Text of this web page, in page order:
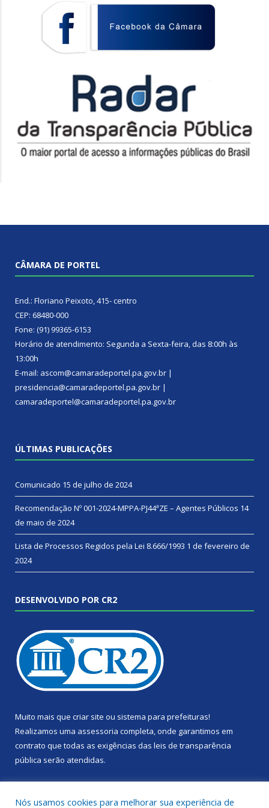
CÂMARA DE PORTEL
End.: Floriano Peixoto, 415- centro
CEP: 68480-000
Fone: (91) 99365-6153
Horário de atendimento: Segunda a Sexta-feira, das 8:00h às
13:00h
E-mail: ascom@camaradeportel.pa.gov.br |
presidencia@camaradeportel.pa.gov.br |
camaradeportel@camaradeportel.pa.gov.br
ÚLTIMAS PUBLICAÇÕES
Comunicado 15 de julho de 2024
Recomendação Nº 001-2024-MPPA-PJ44ªZE – Agentes Públicos 14
de maio de 2024
Lista de Processos Regidos pela Lei 8.666/1993 1 de fevereiro de
2024
DESENVOLVIDO POR CR2
Muito mais que criar site ou sistema para prefeituras!
Realizamos uma assessoria completa, onde garantimos em
contrato que todas as exigências das leis de transparência
pública serão atendidas.
Nós usamos cookies para melhorar sua experiência de